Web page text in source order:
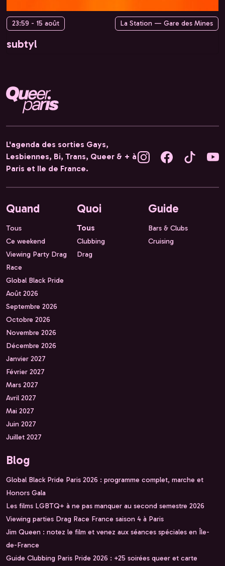
23:59 - 15 août La Station — Gare des Mines
subtyl
L'agenda des sorties Gays,
Lesbiennes, Bi, Trans, Queer & + à
Paris et Ile de France.
Quand
Tous
Ce weekend
Viewing Party Drag
Race
Global Black Pride
Août 2026
Septembre 2026
Octobre 2026
Novembre 2026
Décembre 2026
Janvier 2027
Février 2027
Mars 2027
Avril 2027
Mai 2027
Juin 2027
Juillet 2027
Quoi
Tous
Clubbing
Drag
Guide
Bars & Clubs
Cruising
Blog
Global Black Pride Paris 2026 : programme complet, marche et
Honors Gala
Les films LGBTQ+ à ne pas manquer au second semestre 2026
Viewing parties Drag Race France saison 4 à Paris
Jim Queen : notez le film et venez aux séances spéciales en Île-
de-France
Guide Clubbing Paris Pride 2026 : +25 soirées queer et carte